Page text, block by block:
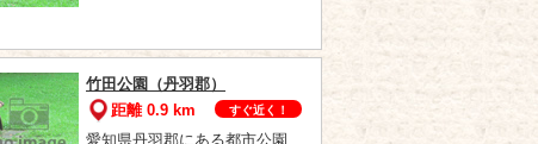
竹田公園（丹羽郡）
距離 0.9 km
すぐ近く！
愛知県丹羽郡にある都市公園